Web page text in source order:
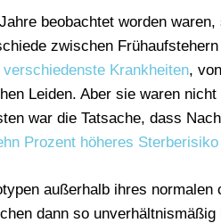
beobachtet worden
zwischen
Krankheiten,
Leiden. Aber sie waren
war die Tatsache, dass
Prozent höheres Sterberisiko
außerhalb ihres
dann so